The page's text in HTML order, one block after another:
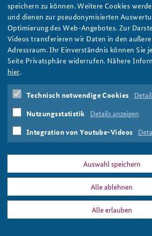
Das erste Panel des NATO Talks spricht auf
Foto: BAKS/Mochow
hp_nato_talk_slider.png
speichern zu können. Weitere Cookies
und dienen zur pseudonymisierten
Optimierung des Web-Angebotes. Zur
Videos transferieren wir Daten in den
Adressraum. Ihr Einverständnis können Sie
Seite Privatsphäre widerrufen. Nähere
hier.
Technisch notwendige Cookies
Nutzungsstatistik Details anzeigen
Integration von Youtube-Videos
Auswahl speichern
Alle ablehnen
Alle erlauben